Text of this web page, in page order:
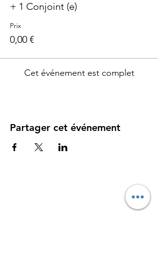
+ 1 Conjoint (e)
Prix
0,00 €
Cet événement est complet
Partager cet événement